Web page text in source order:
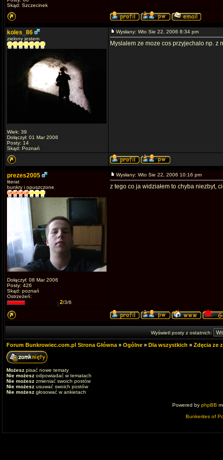
Skąd: Szczecinek
koles_86
zielony jestem
Wiek: 39
Dołączył: 01 Mar 2006
Posty: 14
Skąd: Poznań
Wysłany: Wto Sie 22, 2006 8:34 pm
Myslalem ze moze cos przyjechalo np. z
prezes2005
literat
bunkry i opuszczone
Dołączył: 08 Mar 2006
Posty: 426
Skąd: poznań
Ostrzeżeń:
2/3/6
Wysłany: Wto Sie 22, 2006 10:16 pm
z tego co ja widziałem to chyba niezbyt,
Wyświetl posty z ostatnich:
Forum Bunkrowiec.com.pl Strona Główna » Ogólne » Dla wszystkich » Zdęcia ze
Możesz pisać nowe tematy
Nie możesz odpowiadać w tematach
Nie możesz zmieniać swoich postów
Nie możesz usuwać swoich postów
Nie możesz głosować w ankietach
Powered by phpBB
Bunkerites of